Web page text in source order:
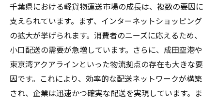
CO2排出削減の取り組み
電動車両の導入状況と事例
環境に優しい軽貨物運送の未来
政府の支援策と補助金
持続可能なビジネスモデルの構築
最適ルート設定で進む千葉県の軽貨物運送の効
千葉県における軽貨物運送市場の成長は、複数の要因に
支えられています。まず、インターネットショッピング
の拡大が挙げられます。消費者のニーズに応えるため、
小口配送の需要が急増しています。さらに、成田空港や
東京湾アクアラインといった物流拠点の存在も大きな要
因です。これにより、効率的な配送ネットワークが構築
され、企業は迅速かつ確実な配送を実現しています。ま